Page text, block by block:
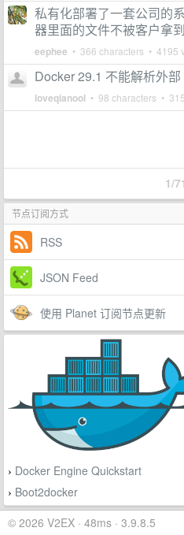
私有化部署了一套公司的
器里面的文件不被客户拿到
eephee • 366 characters • 4195
Docker 29.1 不能解析外
loveqianool • 98 characters •
1/71
节点订阅方式
RSS
JSON Feed
使用 Planet 订阅节点更新
› Docker Engine Quickstart
› Boot2docker
© 2026 V2EX · 48ms · 3.9.8.5